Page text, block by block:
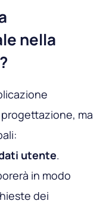
nella
ma
utente.
in modo
dei